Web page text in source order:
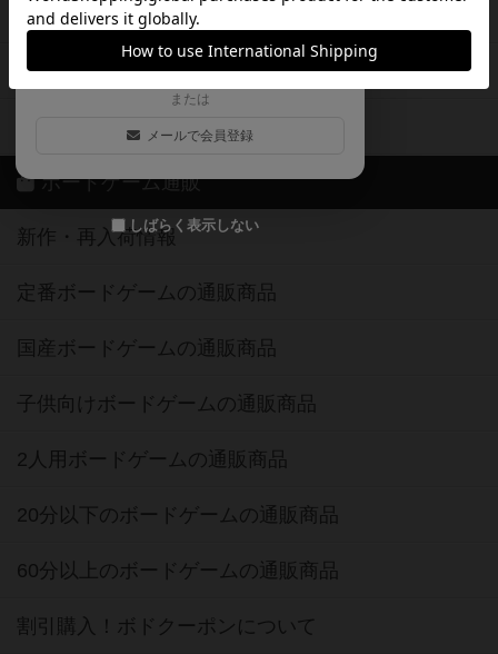
Google X
Apple Facebook
または
メールで会員登録
しばらく表示しない
ボドとも・会員一覧
ボードゲーム業界コラム
ボドゲーマご利用案内
ボードゲーム通販
新作・再入荷情報
定番ボードゲームの通販商品
国産ボードゲームの通販商品
子供向けボードゲームの通販商品
2人用ボードゲームの通販商品
20分以下のボードゲームの通販商品
60分以上のボードゲームの通販商品
割引購入！ボドクーポンについて